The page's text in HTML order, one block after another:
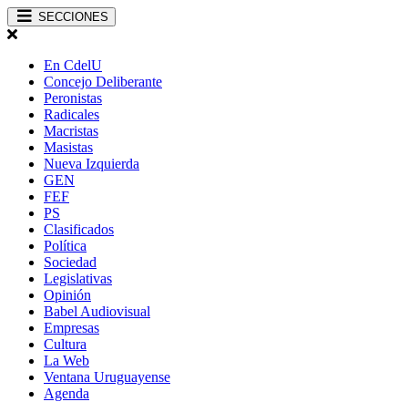
SECCIONES
En CdelU
Concejo Deliberante
Peronistas
Radicales
Macristas
Masistas
Nueva Izquierda
GEN
FEF
PS
Clasificados
Política
Sociedad
Legislativas
Opinión
Babel Audiovisual
Empresas
Cultura
La Web
Ventana Uruguayense
Agenda